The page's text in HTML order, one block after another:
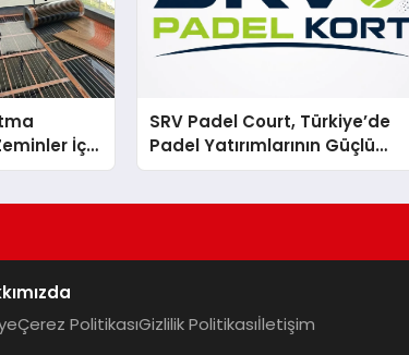
İçin
SRV Padel Court, Türkiye’de
Padel Yatırımlarının Güçlü
Markası Olmayı Sürdürüyor
Çerez PolitikasıGizlilik Politikasıİletişim